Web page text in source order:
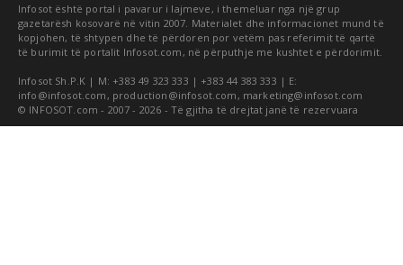
Infosot është portal i pavarur i lajmeve, i themeluar nga një grup
gazetarësh kosovarë në vitin 2007. Materialet dhe informacionet mund të
kopjohen, të shtypen dhe të përdoren por vetëm pas referimit të qartë
të burimit të portalit Infosot.com, në përputhje me kushtet e përdorimit.
Infosot Sh.P.K | M: +383 49 323 333 | +383 44 383 333 | E:
info@infosot.com , production@infosot.com , marketing@infosot.com
© INFOSOT.com - 2007 - 2026 - Të gjitha të drejtat janë të rezervuara